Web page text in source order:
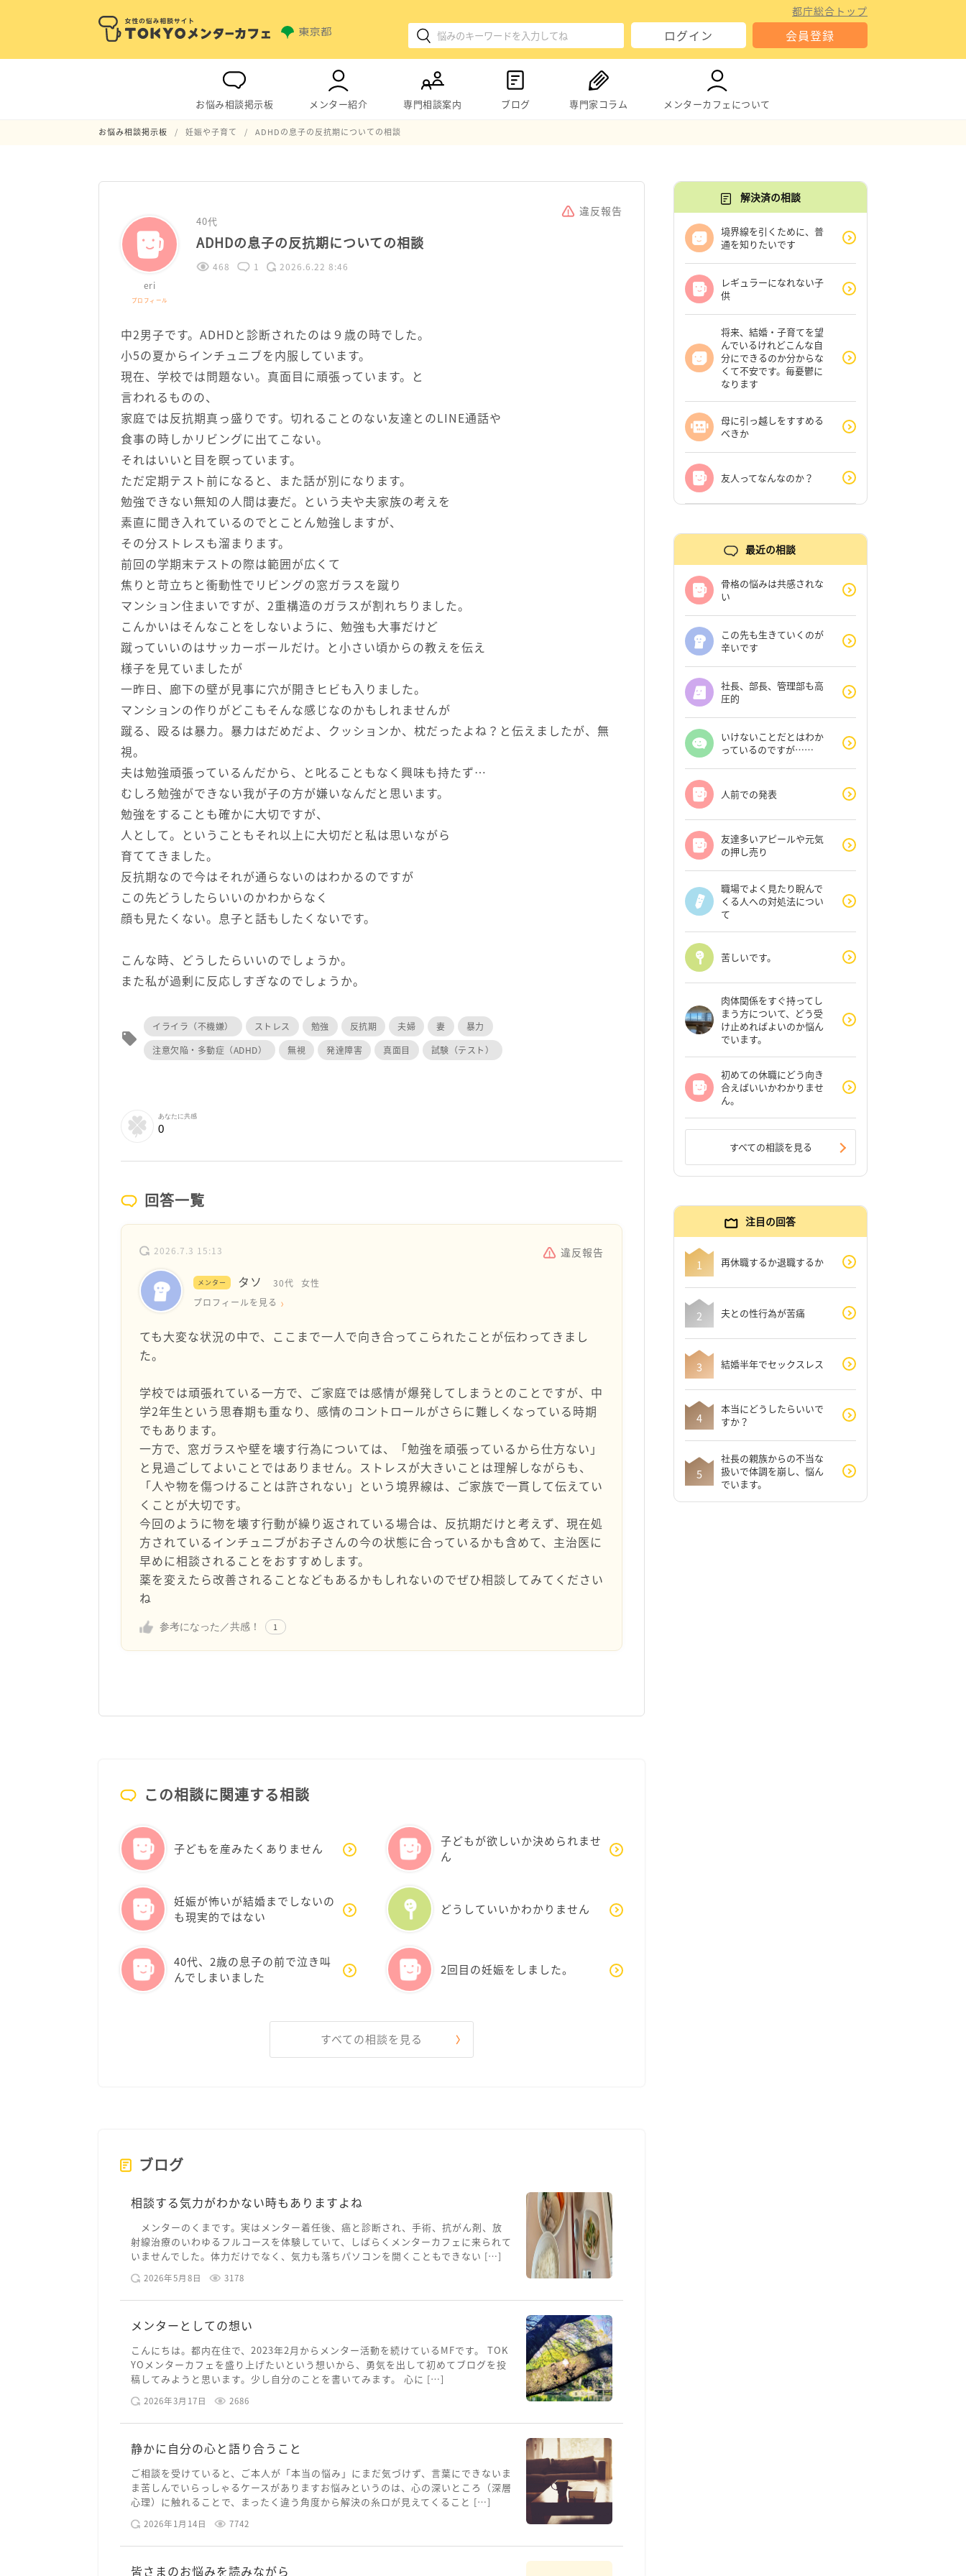
都庁総合トップ
ログイン 会員登録
お悩み相談掲示板 メンター紹介 専門相談案内 ブログ 専門家コラム メンターカフェについて
お悩み相談掲示板 妊娠や子育て ADHDの息子の反抗期についての相談
違反報告
eri
プロフィール
40代
ADHDの息子の反抗期についての相談
468 1 2026.6.22 8:46
中2男子です。ADHDと診断されたのは９歳の時でした。
小5の夏からインチュニブを内服しています。
現在、学校では問題ない。真面目に頑張っています。と
言われるものの、
家庭では反抗期真っ盛りです。切れることのない友達とのLINE通話や
食事の時しかリビングに出てこない。
それはいいと目を瞑っています。
ただ定期テスト前になると、また話が別になります。
勉強できない無知の人間は妻だ。という夫や夫家族の考えを
素直に聞き入れているのでとことん勉強しますが、
その分ストレスも溜まります。
前回の学期末テストの際は範囲が広くて
焦りと苛立ちと衝動性でリビングの窓ガラスを蹴り
マンション住まいですが、2重構造のガラスが割れちりました。
こんかいはそんなことをしないように、勉強も大事だけど
蹴っていいのはサッカーボールだけ。と小さい頃からの教えを伝え
様子を見ていましたが
一昨日、廊下の壁が見事に穴が開きヒビも入りました。
マンションの作りがどこもそんな感じなのかもしれませんが
蹴る、殴るは暴力。暴力はだめだよ、クッションか、枕だったよね？と伝えましたが、無
視。
夫は勉強頑張っているんだから、と叱ることもなく興味も持たず…
むしろ勉強ができない我が子の方が嫌いなんだと思います。
勉強をすることも確かに大切ですが、
人として。ということもそれ以上に大切だと私は思いながら
育ててきました。
反抗期なので今はそれが通らないのはわかるのですが
この先どうしたらいいのかわからなく
顔も見たくない。息子と話もしたくないです。
こんな時、どうしたらいいのでしょうか。
また私が過剰に反応しすぎなのでしょうか。
local_offer
イライラ（不機嫌） ストレス 勉強 反抗期 夫婦 妻
暴力
注意欠陥・多動症（ADHD）
無視 発達障害 真面目 試験（テスト）
あなたに共感
0
回答一覧
2026.7.3 15:13 違反報告
メンター タソ 30代
女性
プロフィールを見る
ても大変な状況の中で、ここまで一人で向き合ってこられたことが伝わってきまし
た。
学校では頑張れている一方で、ご家庭では感情が爆発してしまうとのことですが、中
学2年生という思春期も重なり、感情のコントロールがさらに難しくなっている時期
でもあります。
一方で、窓ガラスや壁を壊す行為については、「勉強を頑張っているから仕方ない」
と見過ごしてよいことではありません。ストレスが大きいことは理解しながらも、
「人や物を傷つけることは許されない」という境界線は、ご家族で一貫して伝えてい
くことが大切です。
今回のように物を壊す行動が繰り返されている場合は、反抗期だけと考えず、現在処
方されているインチュニブがお子さんの今の状態に合っているかも含めて、主治医に
早めに相談されることをおすすめします。
薬を変えたら改善されることなどもあるかもしれないのでぜひ相談してみてください
ね
参考になった／共感！ 1
この相談に関連する相談
子どもを産みたくありません
子どもが欲しいか決められませ
ん
妊娠が怖いが結婚までしないの
も現実的ではない
どうしていいかわかりません
40代、2歳の息子の前で泣き叫
んでしまいました
2回目の妊娠をしました。
すべての相談を見る
ブログ
相談する気力がわかない時もありますよね
メンターのくまです。実はメンター着任後、癌と診断され、手術、抗がん剤、放
射線治療のいわゆるフルコースを体験していて、しばらくメンターカフェに来られて
いませんでした。体力だけでなく、気力も落ちパソコンを開くこともできない […]
2026年5月8日 3178
メンターとしての想い
こんにちは。都内在住で、2023年2月からメンター活動を続けているMFです。 TOK
YOメンターカフェを盛り上げたいという想いから、勇気を出して初めてブログを投
稿してみようと思います。少し自分のことを書いてみます。 心に […]
2026年3月17日 2686
静かに自分の心と語り合うこと
ご相談を受けていると、ご本人が「本当の悩み」にまだ気づけず、言葉にできないま
ま苦しんでいらっしゃるケースがありますお悩みというのは、心の深いところ（深層
心理）に触れることで、まったく違う角度から解決の糸口が見えてくること […]
2026年1月14日 7742
皆さまのお悩みを読みながら
解決済の相談
境界線を引くために、普
通を知りたいです
レギュラーになれない子
供
将来、結婚・子育てを望
んでいるけれどこんな自
分にできるのか分からな
くて不安です。毎憂鬱に
なります
母に引っ越しをすすめる
べきか
友人ってなんなのか？
最近の相談
骨格の悩みは共感されな
い
この先も生きていくのが
辛いです
社長、部長、管理部も高
圧的
いけないことだとはわか
っているのですが……
人前での発表
友達多いアピールや元気
の押し売り
職場でよく見たり睨んで
くる人への対処法につい
て
苦しいです。
肉体関係をすぐ持ってし
まう方について、どう受
け止めればよいのか悩ん
でいます。
初めての休職にどう向き
合えばいいかわかりませ
ん。
すべての相談を見る
注目の回答
再休職するか退職するか
夫との性行為が苦痛
結婚半年でセックスレス
本当にどうしたらいいで
すか？
社長の親族からの不当な
扱いで体調を崩し、悩ん
でいます。